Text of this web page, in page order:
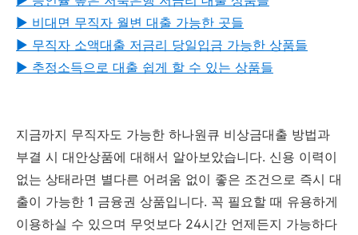
▶ 비대면 무직자 월변 대출 가능한 곳들
▶︎ 무직자 소액대출 저금리 당일입금 가능한 상품들
▶︎ 추정소득으로 대출 쉽게 할 수 있는 상품들
지금까지 무직자도 가능한 하나원큐 비상금대출 방법과
부결 시 대안상품에 대해서 알아보았습니다. 신용 이력이
없는 상태라면 별다른 어려움 없이 좋은 조건으로 즉시 대
출이 가능한 1 금융권 상품입니다. 꼭 필요할 때 유용하게
이용하실 수 있으며 무엇보다 24시간 언제든지 가능하다